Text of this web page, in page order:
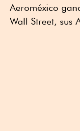
Aeroméxico
Wall Street, sus